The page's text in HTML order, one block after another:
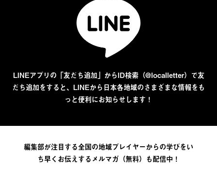
LINEアプリの「友だち追加」からID検索（@localletter）で友
だち追加をすると、LINEから日本各地域のさまざまな情報をも
っと便利にお知らせします！
編集部が注目する全国の地域プレイヤーからの学びをい
ち早くお伝えするメルマガ（無料）も配信中！